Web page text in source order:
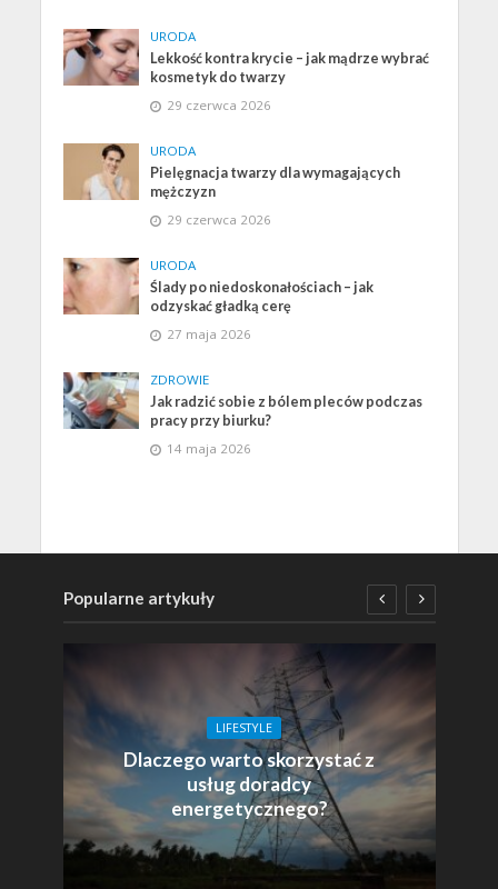
URODA
Lekkość kontra krycie – jak mądrze wybrać
kosmetyk do twarzy
29 czerwca 2026
URODA
Pielęgnacja twarzy dla wymagających
mężczyzn
29 czerwca 2026
URODA
Ślady po niedoskonałościach – jak
odzyskać gładką cerę
27 maja 2026
ZDROWIE
Jak radzić sobie z bólem pleców podczas
pracy przy biurku?
14 maja 2026
Popularne artykuły
LIFESTYLE
Dlaczego warto skorzystać z
usług doradcy
energetycznego?